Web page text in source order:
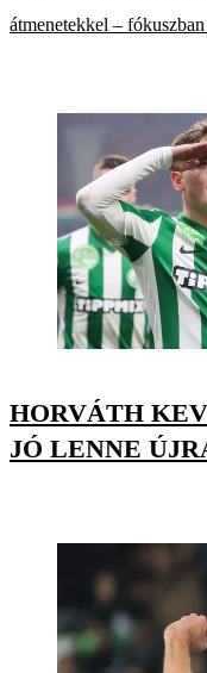
átmenetekkel –
HORVÁTH
JÓ LENNE